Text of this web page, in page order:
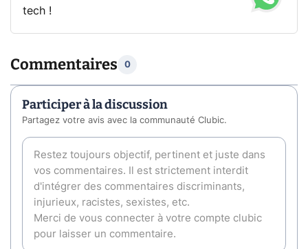
tech !
Commentaires 0
Participer à la discussion
Partagez votre avis avec la communauté Clubic.